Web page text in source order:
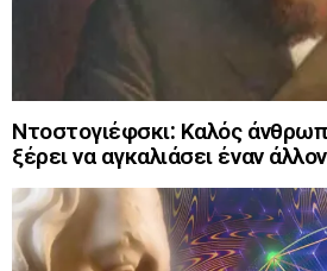
Ντοστογιέφσκι: Καλός
ξέρει να αγκαλιάσει έναν